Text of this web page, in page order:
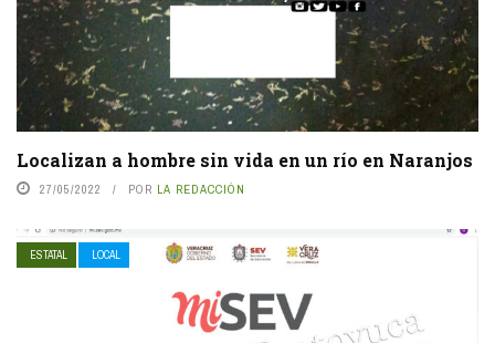
Localizan a hombre sin vida en un río en Naranjos
27/05/2022 POR LA REDACCIÓN
ESTATAL LOCAL